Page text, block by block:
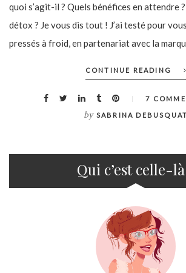
quoi s’agit-il ? Quels bénéfices en attendre ?
détox ? Je vous dis tout ! J’ai testé pour
pressés à froid, en partenariat avec la
CONTINUE READING
7
by SABRINA DEBUSQUAT
Qui c’est celle-